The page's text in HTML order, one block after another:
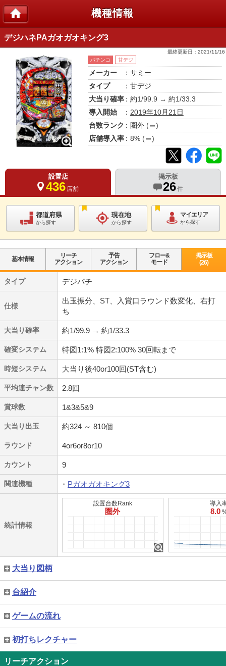
機種情報
デジハネPAガオガオキング3
最終更新日： 2021/11/16
パチンコ
甘デジ
メーカー ： サミー
タイプ
：甘デジ
大当り確率：約1/99.9 → 約1/33.3
導入開始
： 2019年10月21日
台数ランク： 圏外(
)
店舗導入率： 8% ( )
設置店
436 店舗
掲示板
26件
都道府県
から探す
現在地
から探す
マイエリア
から探す
基本情報
リーチ
アクション
予告
アクション
フロー&
モード
掲示板
(26)
タイプ デジパチ
仕様
出玉振分、ST、入賞口ラウンド数変化、右打
ち
大当り確率 約1/99.9 → 約1/33.3
確変システム 特図1:1% 特図2:100% 30回転まで
時短システム 大当り後40or100回(ST含む)
平均連チャン数 2.8回
賞球数 1&3&5&9
大当り出玉 約324 ～ 810個
ラウンド 4or6or8or10
カウント 9
関連機種 Pガオガオキング3
統計情報
設置台数Rank
圏外
導入
8.0
大当り図柄
台紹介
ゲームの流れ
初打ちレクチャー
リーチアクション